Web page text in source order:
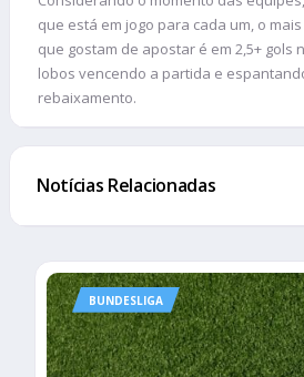
que está em jogo para cada um, o
que gostam de apostar é em 2,5+ gols
lobos vencendo a partida e
rebaixamento.
Notícias Relacionadas
BUNDESLIGA